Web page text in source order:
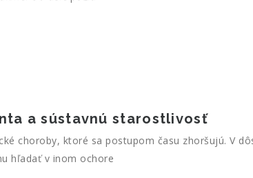
a sústavnú starostlivosť
choroby, ktoré sa postupom času zhoršujú. V
hľadať v inom ochore